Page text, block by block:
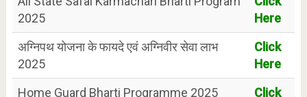
2025
Here
अग्निपथ योजना के फायदे एवं अग्निवीर सेवा लाभ
2025
Click
Here
Home Guard Bharti Programme 2025
Click